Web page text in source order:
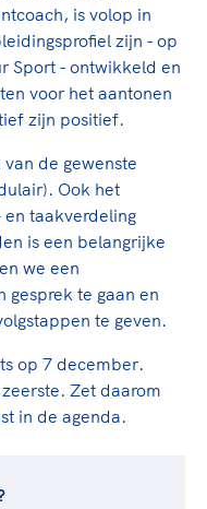
is volop in
zijn - op
Sport - ontwikkeld en
voor het aantonen
zijn positief.
de gewenste
Ook het
en taakverdeling
is een belangrijke
we een
te gaan en
te geven.
op 7 december.
Zet daarom
in de agenda.